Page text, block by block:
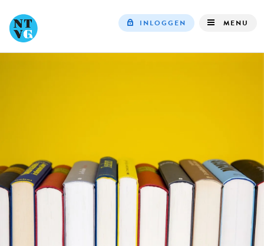
INLOGGEN MENU